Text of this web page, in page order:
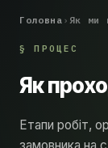
Головна › Як ми
§ ПРОЦЕС
Як
Етапи робіт,